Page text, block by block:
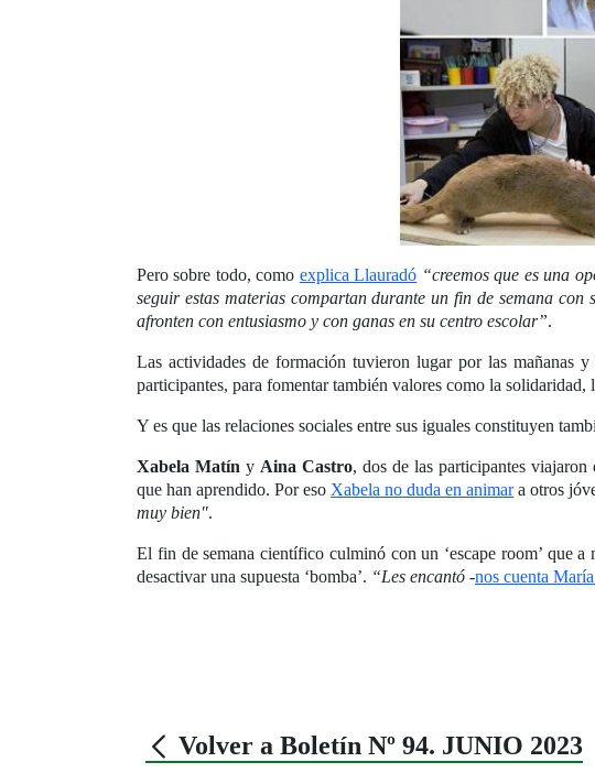
Pero sobre todo, como explica Llauradó “creemos que es una
seguir estas materias compartan durante un fin de semana
afronten con entusiasmo y con ganas en su centro escolar”.
Las actividades de formación tuvieron lugar por las mañanas
participantes, para fomentar también valores como la solidaridad,
Y es que las relaciones sociales entre sus iguales constituyen
Xabela Matín y Aina Castro, dos de las participantes
que han aprendido. Por eso Xabela no duda en animara otros
muy bien".
El fin de semana científico culminó con un ‘escape room’ que
desactivar una supuesta ‘bomba’. “Les encantó -nos cuenta
Volver a Boletín Nº 94. JUNIO 2023